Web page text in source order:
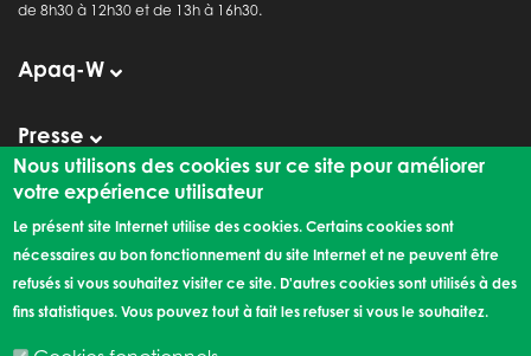
de 8h30 à 12h30 et de 13h à 16h30.
Apaq-W
Presse
Observatoire de la Consommation
Liens externes
Les rendez-vous de l'Apaq-W
Nous utilisons des cookies sur ce site pour améliorer
votre expérience utilisateur
Le présent site Internet utilise des cookies. Certains cookies sont
nécessaires au bon fonctionnement du site Internet et ne peuvent être
refusés si vous souhaitez visiter ce site. D'autres cookies sont utilisés à des
fins statistiques. Vous pouvez tout à fait les refuser si vous le souhaitez.